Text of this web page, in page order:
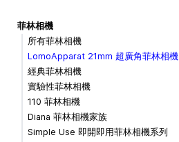
菲林相機
所有菲林相機
LomoApparat 21mm 超廣角菲林相機
經典菲林相機
實驗性菲林相機
110 菲林相機
Diana 菲林相機家族
Simple Use 即開即用菲林相機系列